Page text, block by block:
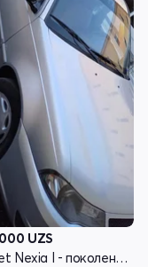
UZS
Chevrolet Nexia I - поколение рестайлинг